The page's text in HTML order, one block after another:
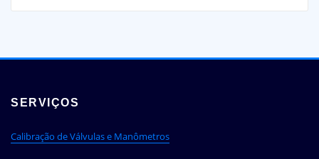
SERVIÇOS
Calibração de Válvulas e Manômetros